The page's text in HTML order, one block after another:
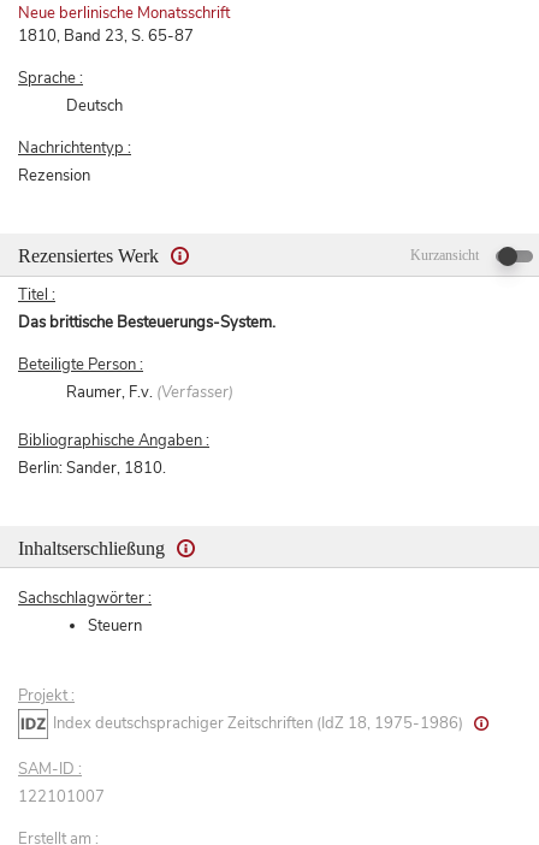
Neue berlinische Monatsschrift
1810, Band 23, S. 65-87
Sprache :
Deutsch
Nachrichtentyp :
Rezension
Rezensiertes Werk Kurzansicht
Titel :
Das brittische Besteuerungs-System.
Beteiligte Person :
Raumer, F.v. (Verfasser)
Bibliographische Angaben :
Berlin: Sander, 1810.
Inhaltserschließung
Sachschlagwörter :
Steuern
Projekt :
Index deutschsprachiger Zeitschriften (IdZ 18, 1975-1986)
SAM-ID :
122101007
Erstellt am :